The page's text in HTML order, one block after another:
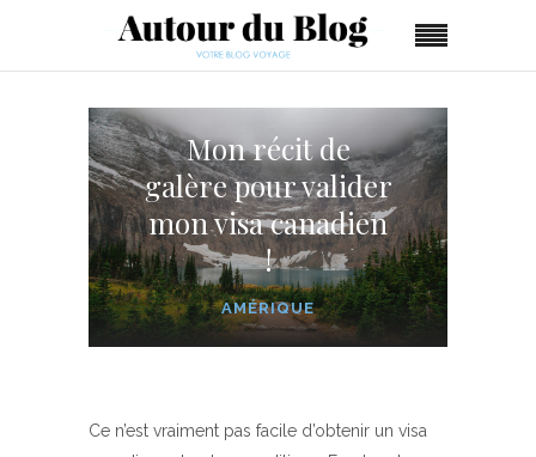
Mon récit de
galère pour valider
mon visa canadien
!
AMÉRIQUE
Ce n’est vraiment pas facile d’obtenir un visa